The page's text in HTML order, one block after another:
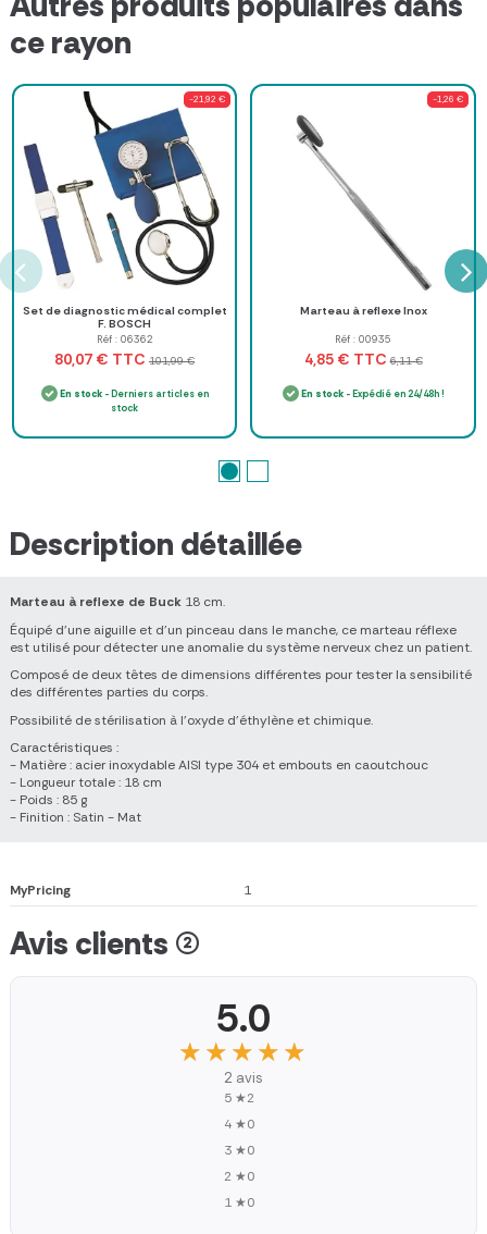
ce rayon
-21,92 €
Set de diagnostic médical complet
F. BOSCH
Réf : 06362
80,07 € TTC 101,99 €
En stock- Derniers articles en
stock
-1,26 €
Marteau à reflexe Inox
Réf : 00935
4,85 € TTC 6,11 €
En stock- Expédié en 24/48h !
Description détaillée
Marteau à reflexe de Buck 18 cm.
Équipé d'une aiguille et d'un pinceau dans le manche, ce marteau réflexe
est utilisé pour détecter une anomalie du système nerveux chez un patient.
Composé de deux têtes de dimensions différentes pour tester la sensibilité
des différentes parties du corps.
Possibilité de stérilisation à l'oxyde d'éthylène et chimique.
Caractéristiques :
- Matière : acier inoxydable AISI type 304 et embouts en caoutchouc
- Longueur totale : 18 cm
- Poids : 85 g
- Finition : Satin - Mat
MyPricing 1
Avis clients (2)
5.0
★★★★★
★★★★★
2 avis
5 ★2
4 ★0
3 ★0
2 ★0
1 ★0